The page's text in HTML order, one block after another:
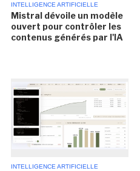
INTELLIGENCE ARTIFICIELLE
Mistral dévoile un modèle
ouvert pour contrôler les
contenus générés par l'IA
INTELLIGENCE ARTIFICIELLE